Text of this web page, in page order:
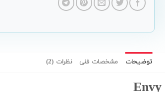
توضیحات مشخصات فنی نظرات (2)